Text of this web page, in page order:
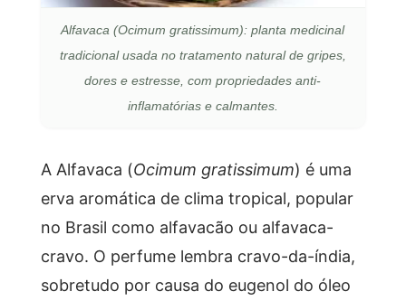
Alfavaca (Ocimum gratissimum): planta medicinal
tradicional usada no tratamento natural de gripes,
dores e estresse, com propriedades anti-
inflamatórias e calmantes.
A Alfavaca (Ocimum gratissimum) é uma
erva aromática de clima tropical, popular
no Brasil como alfavacão ou alfavaca-
cravo. O perfume lembra cravo-da-índia,
sobretudo por causa do eugenol do óleo